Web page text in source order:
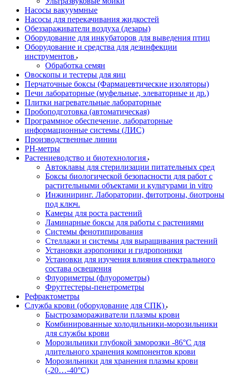
Насосы вакууммные
Насосы для перекачивания жидкостей
Обеззараживатели воздуха (дезары)
Оборудование для инкубаторов для выведения птиц
Оборудование и средства для дезинфекции
инструментов
Обработка семян
Овоскопы и тестеры для яиц
Перчаточные боксы (Фармацевтические изоляторы)
Печи лабораторные (муфельные, элеваторные и др.)
Плитки нагревательные лабораторные
Пробоподготовка (автоматическая)
Программное обеспечение, лабораторные
информационные системы (ЛИС)
Производственные линии
РH-метры
Растениеводство и биотехнология
Автоклавы для стерилизации питательных сред
Боксы биологической безопасности для работ с
растительными объектами и культурами in vitro
Инжиниринг. Лаборатории, фитотроны, биотроны
под ключ.
Камеры для роста растений
Ламинарные боксы для работы с растениями
Системы фенотипирования
Стеллажи и системы для выращивания растений
Установки аэропоники и гидропоники
Установки для изучения влияния спектрального
состава освещения
Флуориметры (флуорометры)
Фруттестеры-пенетрометры
Рефрактометры
Служба крови (оборудование для СПК)
Быстрозамораживатели плазмы крови
Комбинированные холодильники-морозильники
для службы крови
Морозильники глубокой заморозки -86°С для
длительного хранения компонентов крови
Морозильники для хранения плазмы крови
(-20…-40°С)